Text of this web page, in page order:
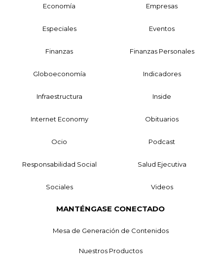
Economía Empresas
Especiales Eventos
Finanzas Finanzas Personales
Globoeconomía Indicadores
Infraestructura Inside
Internet Economy Obituarios
Ocio Podcast
Responsabilidad Social Salud Ejecutiva
Sociales Videos
MANTÉNGASE CONECTADO
Mesa de Generación de Contenidos
Nuestros Productos